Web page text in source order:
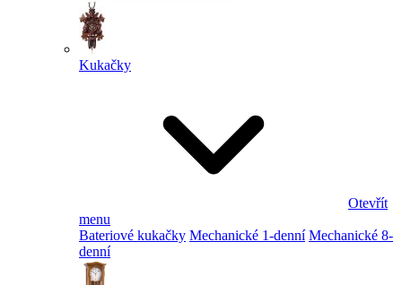
Kukačky
Otevřít
menu
Bateriové kukačky Mechanické 1-denní Mechanické 8-
denní